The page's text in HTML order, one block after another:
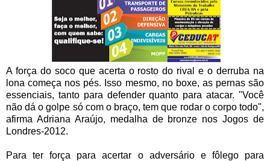
A força do soco que acerta o rosto do rival e o derruba na
lona começa nos pés. Isso mesmo, no boxe, as pernas são
essenciais, tanto para defender quanto para atacar. "Você
não dá o golpe só com o braço, tem que rodar o corpo todo",
afirma Adriana Araújo, medalha de bronze nos Jogos de
Londres-2012.
Para ter força para acertar o adversário e fôlego para